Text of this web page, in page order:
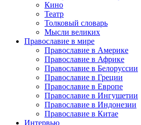
Кино
Театр
Толковый словарь
Мысли великих
Православие в мире
Православие в Америке
Православие в Африке
Православие в Белоруссии
Православие в Греции
Православие в Европе
Православие в Ингушетии
Православие в Индонезии
Православие в Китае
Интервью